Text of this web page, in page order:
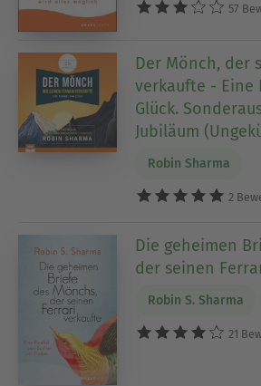
57
Der Mönch, der
verkaufte - Eine
Glück.
Jubiläum
Robin Sharma
2
Die geheimen
der seinen
Robin S. Sharma
21